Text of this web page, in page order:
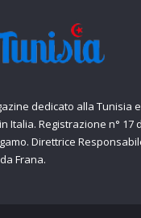
dedicato alla Tunisia e
Italia. Registrazione n° 17
Direttrice
Frana.